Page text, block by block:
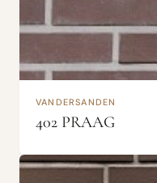
VANDERSANDEN
402 PRAAG